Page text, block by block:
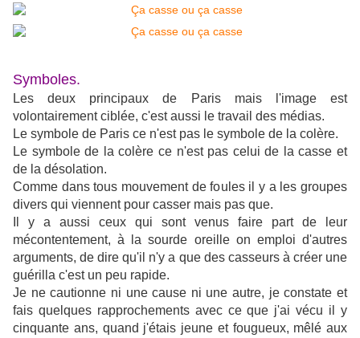
Symboles.
Les deux principaux de Paris mais l'image est
volontairement ciblée, c'est aussi le travail des médias.
Le symbole de Paris ce n'est pas le symbole de la colère.
Le symbole de la colère ce n'est pas celui de la casse et
de la désolation.
Comme dans tous mouvement de foules il y a les groupes
divers qui viennent pour casser mais pas que.
Il y a aussi ceux qui sont venus faire part de leur
mécontentement, à la sourde oreille on emploi d'autres
arguments, de dire qu'il n'y a que des casseurs à créer une
guérilla c'est un peu rapide.
Je ne cautionne ni une cause ni une autre, je constate et
fais quelques rapprochements avec ce que j'ai vécu il y
cinquante ans, quand j'étais jeune et fougueux, mêlé aux